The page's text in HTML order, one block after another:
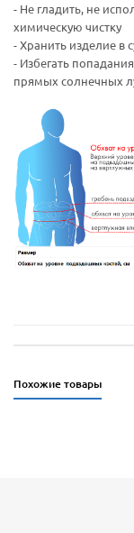
- Не гладить, не
химическую чистку
- Хранить изделие в
- Избегать
прямых солнечных
Похожие товары